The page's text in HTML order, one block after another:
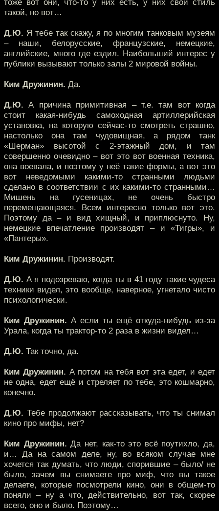
тоже вот они, что-то у них есть, у них свой стиль
такой, но вот…
Д.Ю. Я тебе так скажу, я по многим танковым музеям
– наши, белорусские, французские, немецкие,
английские, много где ездил. Наибольший интерес у
публики вызывают только залы 2 мировой войны.
Ким Дружинин. Да.
Д.Ю. А причина примитивная – т.е. там вот когда
стоит какая-нибудь самоходная артиллерийская
установка, на которую сейчас-то смотреть страшно,
настолько она там чудовищная, а рядом танк
«Шерман» высотой с 2-этажный дом, и там
совершенно очевидно – вот это вот военная техника,
она воевала, и поэтому у неё такие формы, а вот это
вот неведомыми какими-то странными людьми
сделано в соответствии с их какими-то странными…
Мишень на гусеницах, не очень быстро
перемещающаяся. Всем интересно только вот это.
Поэтому да – и вид хищный, и приплюснуто. Ну,
немецкие впечатление производят – и «Тигры», и
«Пантеры».
Ким Дружинин. Производят.
Д.Ю. А я подозреваю, когда ты в 41 году такие чудеса
техники видел, это вообще, наверное, угнетало чисто
психологически.
Ким Дружинин. А если ты ещё откуда-нибудь из-за
Урала, когда ты трактор-то 2 раза в жизни видел…
Д.Ю. Так точно, да.
Ким Дружинин. А потом на тебя вот эта едет, и едет
не одна, едет ещё и стреляет по тебе, это кошмарно,
конечно.
Д.Ю. Тебе продолжают рассказывать, что ты снимал
кино про мифы, нет?
Ким Дружинин. Да нет, как-то это всё поутихло, да,
и… Да на самом деле, ну, во всяком случае мне
хочется так думать, что люди, спорившие – было/ не
было, зачем вы снимаете про миф, что вы такое
делаете, которые посмотрели кино, они в общем-то
поняли – ну а что, действительно, вот так, скорее
всего, оно и было. Поэтому…